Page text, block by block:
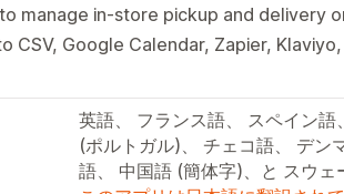
to manage in-store pickup and delivery
CSV, Google Calendar, Zapier,
英語、 フランス語、 スペイン
(ポルトガル)、 チェコ語、 デン
語、 中国語 (簡体字)、と スウェ